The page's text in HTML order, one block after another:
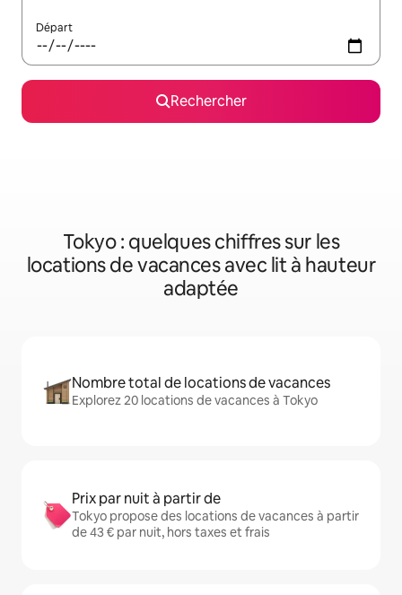
Départ
Rechercher
Tokyo : quelques chiffres sur les
locations de vacances avec lit à hauteur
adaptée
Nombre total de locations de vacances
Explorez 20 locations de vacances à Tokyo
Prix par nuit à partir de
Tokyo propose des locations de vacances à partir
de 43 € par nuit, hors taxes et frais